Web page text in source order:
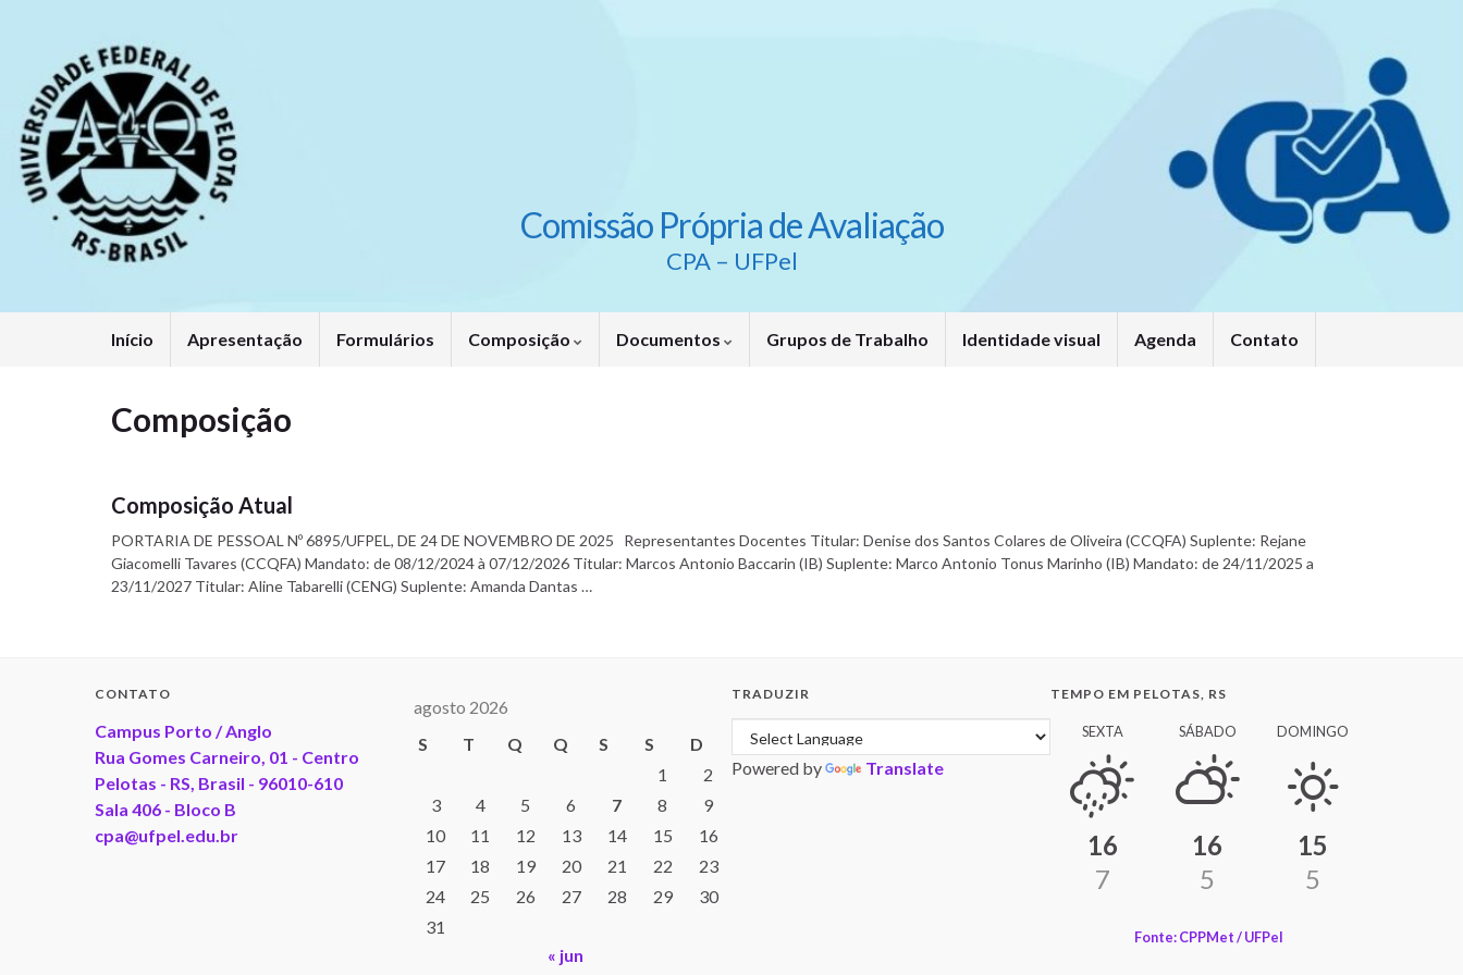
Comissão Própria de Avaliação
CPA – UFPel
Início Apresentação Formulários Composição Documentos Grupos de Trabalho Identidade visual Agenda Contato
Composição
Composição Atual
PORTARIA DE PESSOAL Nº 6895/UFPEL, DE 24 DE NOVEMBRO DE 2025 Representantes Docentes Titular: Denise dos Santos Colares de Oliveira (CCQFA) Suplente: Rejane
Giacomelli Tavares (CCQFA) Mandato: de 08/12/2024 à 07/12/2026 Titular: Marcos Antonio Baccarin (IB) Suplente: Marco Antonio Tonus Marinho (IB) Mandato: de 24/11/2025 a
23/11/2027 Titular: Aline Tabarelli (CENG) Suplente: Amanda Dantas …
CONTATO
Campus Porto / Anglo
Rua Gomes Carneiro, 01 - Centro
Pelotas - RS, Brasil - 96010-610
Sala 406 - Bloco B
cpa@ufpel.edu.br
agosto 2026
S
T Q Q S S
D
1
2
3
4 5 6 7 8
9
10
11 12 13 14 15
16
17
18 19 20 21 22
23
24
25 26 27 28 29
30
31
« jun
TRADUZIR
Powered by Translate
TEMPO EM PELOTAS, RS
SEXTA
16
7
SÁBADO
16
5
DOMINGO
15
5
Fonte: CPPMet / UFPel